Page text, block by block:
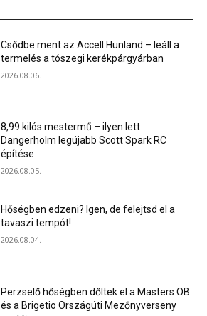
Csődbe ment az Accell Hunland – leáll a
termelés a tószegi kerékpárgyárban
2026.08.06.
8,99 kilós mestermű – ilyen lett
Dangerholm legújabb Scott Spark RC
építése
2026.08.05.
Hőségben edzeni? Igen, de felejtsd el a
tavaszi tempót!
2026.08.04.
Perzselő hőségben dőltek el a Masters OB
és a Brigetio Országúti Mezőnyverseny